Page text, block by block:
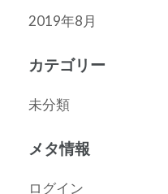
2019年8月
カテゴリー
未分類
メタ情報
ログイン